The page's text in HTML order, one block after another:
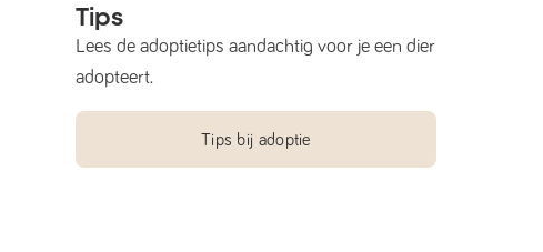
Tips
Lees de adoptietips aandachtig voor je een dier
adopteert.
Tips bij adoptie